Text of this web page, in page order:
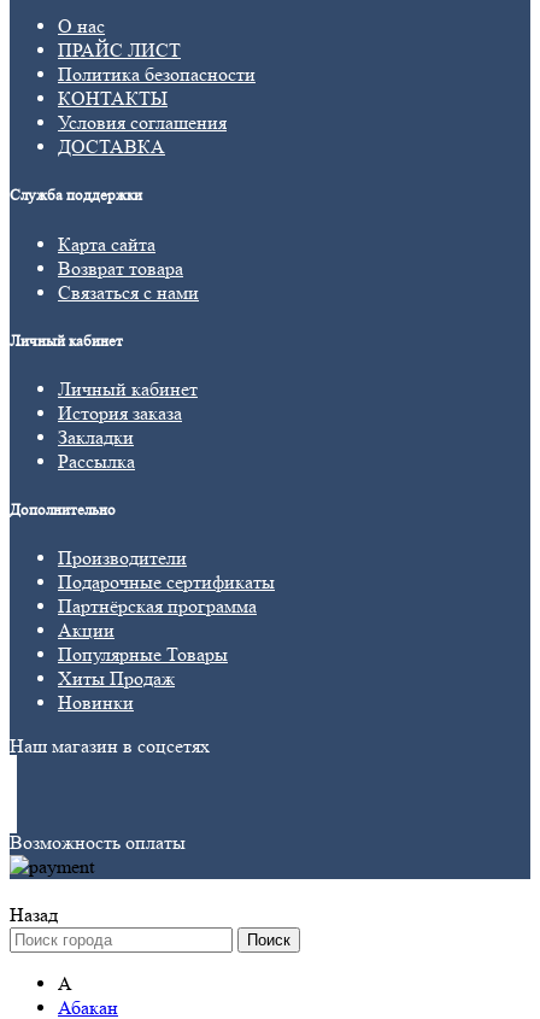
О нас
ПРАЙС ЛИСТ
Политика безопасности
КОНТАКТЫ
Условия соглашения
ДОСТАВКА
Служба поддержки
Карта сайта
Возврат товара
Связаться с нами
Личный кабинет
Личный кабинет
История заказа
Закладки
Рассылка
Дополнительно
Производители
Подарочные сертификаты
Партнёрская программа
Акции
Популярные Товары
Хиты Продаж
Новинки
Наш магазин в соцсетях
Возможность оплаты
Назад
Поиск
А
Абакан